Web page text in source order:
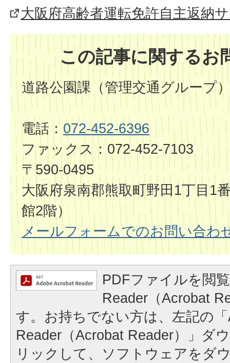
大阪府高齢者運転免許自主返納
この記事に関するお
道路公園課（管理交通グループ
電話： 072-452-6396
ファックス：072-452-7103
〒590-0495
大阪府泉南郡熊取町野田1丁目1
館2階）
メールフォームでのお問い合わ
PDFファイルを閲
Reader（Acrobat
す。お持ちでない方は、左記の
Reader（Acrobat Reader）」ダ
リックして、ソフトウェアをダ